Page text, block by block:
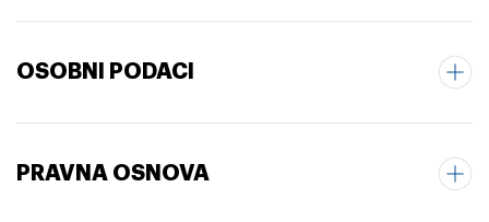
OSOBNI PODACI
PRAVNA OSNOVA